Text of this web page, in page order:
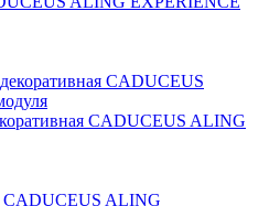
CADUCEUS ALING